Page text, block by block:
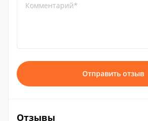
Комментарий*
Отправить отзыв
Отзывы